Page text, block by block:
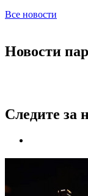
Все новости
Новости
Следите за